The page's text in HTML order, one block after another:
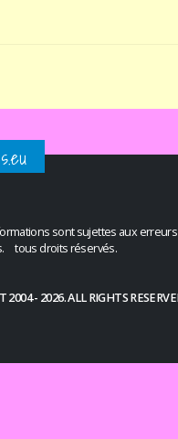
sont sujettes aux
tous droits réservés.
2004 - 2026. ALL RIGHTS